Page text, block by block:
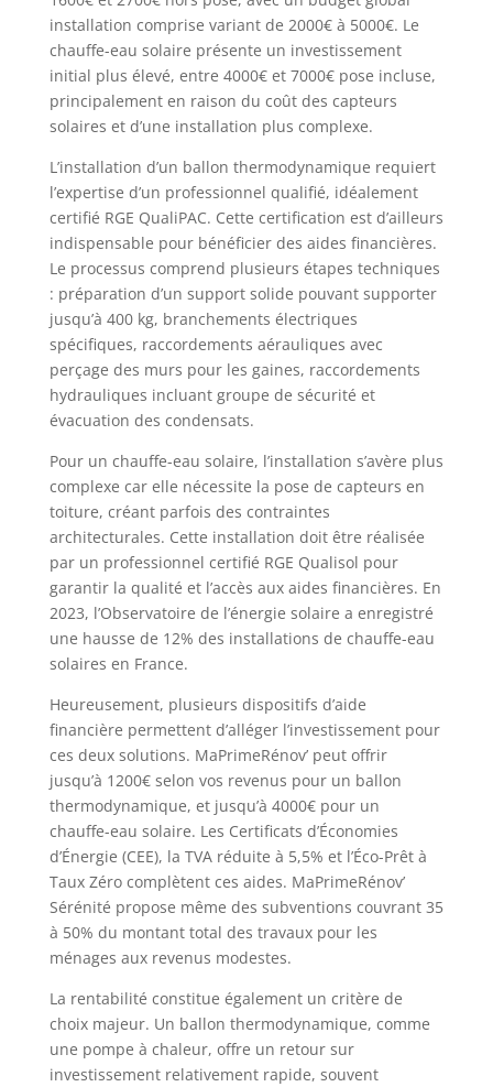
installation comprise variant de 2000€ à 5000€. Le
chauffe-eau solaire présente un investissement
initial plus élevé, entre 4000€ et 7000€ pose incluse,
principalement en raison du coût des capteurs
solaires et d’une installation plus complexe.
L’installation d’un ballon thermodynamique requiert
l’expertise d’un professionnel qualifié, idéalement
certifié RGE QualiPAC. Cette certification est d’ailleurs
indispensable pour bénéficier des aides financières.
Le processus comprend plusieurs étapes techniques
: préparation d’un support solide pouvant supporter
jusqu’à 400 kg, branchements électriques
spécifiques, raccordements aérauliques avec
perçage des murs pour les gaines, raccordements
hydrauliques incluant groupe de sécurité et
évacuation des condensats.
Pour un chauffe-eau solaire, l’installation s’avère plus
complexe car elle nécessite la pose de capteurs en
toiture, créant parfois des contraintes
architecturales. Cette installation doit être réalisée
par un professionnel certifié RGE Qualisol pour
garantir la qualité et l’accès aux aides financières. En
2023, l’Observatoire de l’énergie solaire a enregistré
une hausse de 12% des installations de chauffe-eau
solaires en France.
Heureusement, plusieurs dispositifs d’aide
financière permettent d’alléger l’investissement pour
ces deux solutions. MaPrimeRénov’ peut offrir
jusqu’à 1200€ selon vos revenus pour un ballon
thermodynamique, et jusqu’à 4000€ pour un
chauffe-eau solaire. Les Certificats d’Économies
d’Énergie (CEE), la TVA réduite à 5,5% et l’Éco-Prêt à
Taux Zéro complètent ces aides. MaPrimeRénov’
Sérénité propose même des subventions couvrant 35
à 50% du montant total des travaux pour les
ménages aux revenus modestes.
La rentabilité constitue également un critère de
choix majeur. Un ballon thermodynamique, comme
une pompe à chaleur, offre un retour sur
investissement relativement rapide, souvent